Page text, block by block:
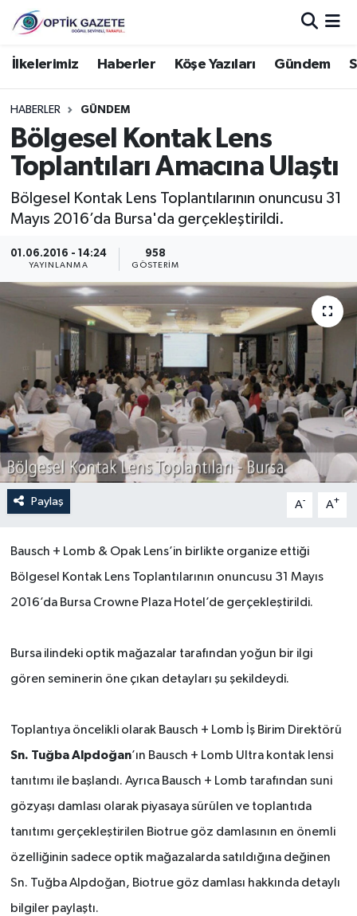
İlkelerimiz Haberler Köşe Yazıları Gündem
HABERLER GÜNDEM
Bölgesel Kontak Lens
Toplantıları Amacına Ulaştı
Bölgesel Kontak Lens Toplantılarının onuncusu 31
Mayıs 2016’da Bursa'da gerçekleştirildi.
01.06.2016 - 14:24
YAYINLANMA
958
GÖSTERIM
Paylaş A- A+
Bausch + Lomb & Opak Lens’in birlikte organize ettiği
Bölgesel Kontak Lens Toplantılarının onuncusu 31 Mayıs
2016’da Bursa Crowne Plaza Hotel’de gerçekleştirildi.
Bursa ilindeki optik mağazalar tarafından yoğun bir ilgi
gören seminerin öne çıkan detayları şu şekildeydi.
Toplantıya öncelikli olarak Bausch + Lomb İş Birim Direktörü
Sn. Tuğba Alpdoğan’ın Bausch + Lomb Ultra kontak lensi
tanıtımı ile başlandı. Ayrıca Bausch + Lomb tarafından suni
gözyaşı damlası olarak piyasaya sürülen ve toplantıda
tanıtımı gerçekleştirilen Biotrue göz damlasının en önemli
özelliğinin sadece optik mağazalarda satıldığına değinen
Sn. Tuğba Alpdoğan, Biotrue göz damlası hakkında detaylı
bilgiler paylaştı.
Nöbetçi Eczaneler
Hava Durumu
İstanbul Namaz Vakitleri
Trafik Durumu
Süper Lig Puan Durumu ve Fikstür
Tüm Manşetler
Son Dakika Haberleri
Haber Arşivi